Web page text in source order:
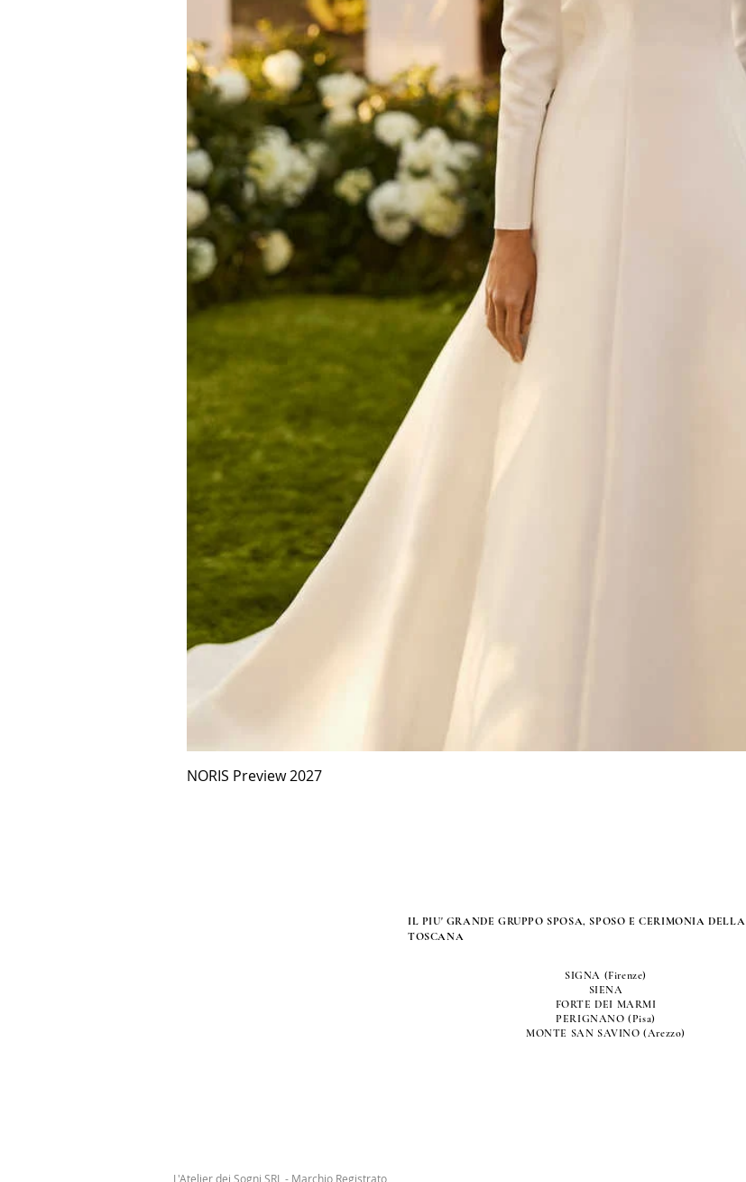
NORIS Preview 2027
IL PIU' GRANDE GRUPPO SPOSA, SPOSO E CERIMONIA DELLA
TOSCANA
SIGNA (Firenze)
SIENA
FORTE DEI MARMI
PERIGNANO (Pisa)
MONTE SAN SAVINO (Arezzo)
L'Atelier dei Sogni SRL - Marchio Registrato